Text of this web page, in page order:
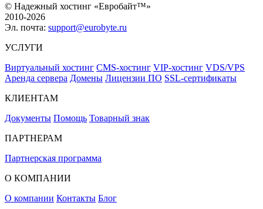
© Надежный хостинг «Евробайт™»
2010-2026
Эл. почта: support@eurobyte.ru
УСЛУГИ
Виртуальный хостинг CMS-хостинг VIP-хостинг VDS/VPS
Аренда сервера Домены Лицензии ПО SSL-сертификаты
КЛИЕНТАМ
Документы Помощь Товарный знак
ПАРТНЕРАМ
Партнерская программа
О КОМПАНИИ
О компании Контакты Блог